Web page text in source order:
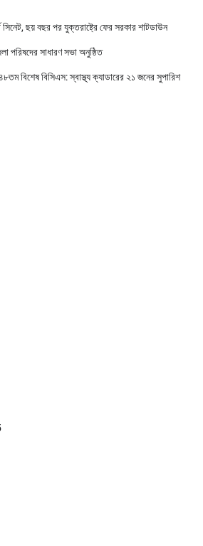
সিনেট, ছয় বছর পর যুক্তরাষ্ট্রে ফের সরকার শাটডাউন
পরিষদের সাধারণ সভা অনুষ্ঠিত
বিশেষ বিসিএস: স্বাস্থ্য ক্যাডারের ২১ জনের সুপারিশ